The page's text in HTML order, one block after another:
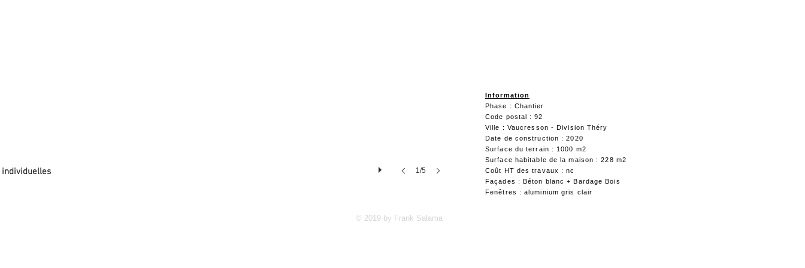
1/5
Information
Phase : Chantier
Code postal : 92
Ville : Vaucresson - Division Théry
Date de construction : 2020
Surface du terrain : 1000 m2
Surface habitable de la maison : 228 m2
Coût HT des travaux : nc
Façades : Béton blanc + Bardage Bois
Fenêtres : aluminium gris clair
© 2019 by Frank Salama